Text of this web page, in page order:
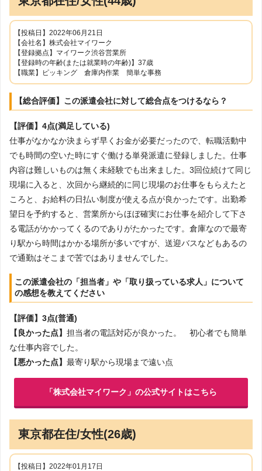
【投稿日】2022年06月21日
【会社名】株式会社マイワーク
【登録拠点】マイワーク渋谷営業所
【登録時の年齢(または就業時の年齢)】37歳
【職業】ピッキング 倉庫内作業 簡単な事務
【総合評価】この派遣会社に対して総合点をつけるなら？
【評価】4点(満足している)
仕事がなかなか決まらず早くお金が必要だったので、転職活動中
でも時間の空いた時にすぐ働ける単発派遣に登録しました。仕事
内容は難しいものは無く未経験でも出来ました。3回位続けて同じ
現場に入ると、次回から継続的に同じ現場のお仕事をもらえたと
ころと、お給料の日払い制度が使える点が良かったです。出勤希
望日を予約すると、営業所からほぼ確実にお仕事を紹介して下さ
る電話がかかってくるのでありがたかったです。倉庫なので最寄
り駅から時間はかかる場所が多いですが、送迎バスなどもあるの
で通勤はそこまで苦ではありませんでした。
この派遣会社の「担当者」や「取り扱っている求人」について
の感想を教えてください
【評価】3点(普通)
【良かった点】 担当者の電話対応が良かった。 初心者でも簡単
な仕事内容でした。
【悪かった点】 最寄り駅から現場まで遠い点
「株式会社マイワーク」の公式サイトはこちら
東京都在住/女性(26歳)
【投稿日】2022年01月17日